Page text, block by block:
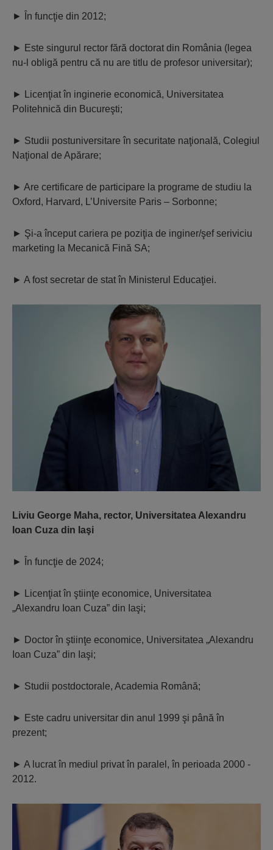
► În funcţie din 2012;
►
Este singurul rector fără doctorat din România (legea
nu-l obligă pentru că nu are titlu de profesor universitar);
►
Licenţiat în inginerie economică, Universitatea
Politehnică din Bucureşti;
► Studii postuniversitare în securitate naţională, Colegiul
Naţional de Apărare;
► Are certificare de participare la programe de studiu la
Oxford, Harvard, L’Universite Paris – Sorbonne;
► Şi-a început cariera pe poziţia de inginer/şef seriviciu
marketing la Mecanică Fină SA;
► A fost secretar de stat în Ministerul Educaţiei.
Liviu George Maha, rector, Universitatea Alexandru
Ioan Cuza din Iaşi
► În funcţie de 2024;
►
Licenţiat în ştiinţe economice, Universitatea
„Alexandru Ioan Cuza” din Iaşi;
►
Doctor în ştiinţe economice, Universitatea „Alexandru
Ioan Cuza” din Iaşi;
► Studii postdoctorale, Academia Română;
►
Este cadru universitar din anul 1999 şi până în
prezent;
► A lucrat în mediul privat în paralel, în perioada 2000 -
2012.